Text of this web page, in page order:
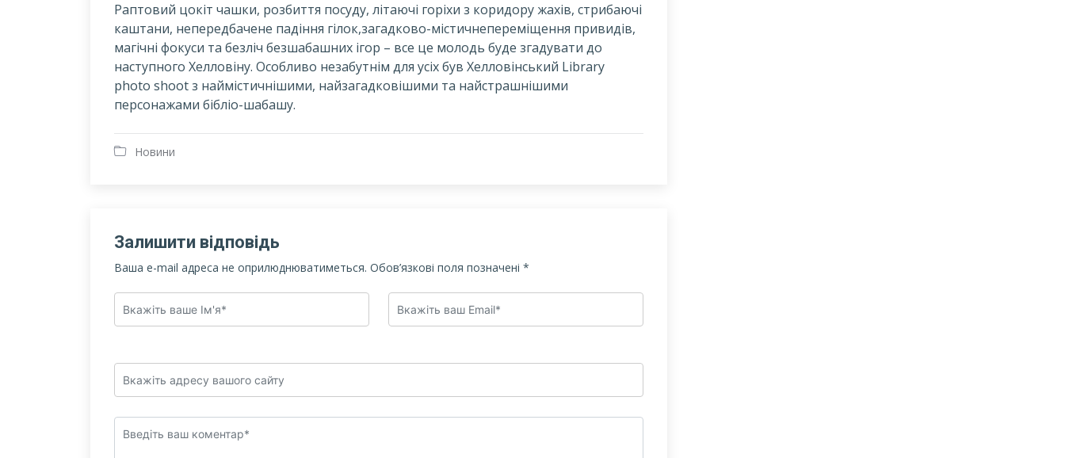
Раптовий цокіт чашки, розбиття посуду, літаючі горіхи з коридору жахів, стрибаючі
каштани, непередбачене падіння гілок,загадково-містичнепереміщення привидів,
магічні фокуси та безліч безшабашних ігор – все це молодь буде згадувати до
наступного Хелловіну. Особливо незабутнім для усіх був Хелловінський Library
photo shoot з наймістичнішими, найзагадковішими та найстрашнішими
персонажами бібліо-шабашу.
Новини
Залишити відповідь
Ваша e-mail адреса не оприлюднюватиметься. Обов’язкові поля позначені *